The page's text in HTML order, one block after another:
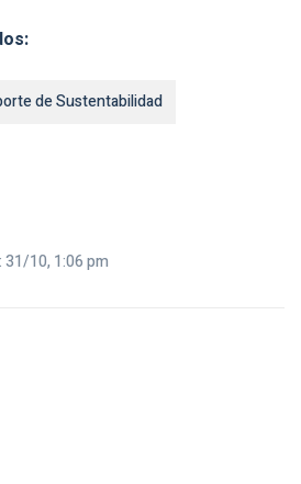
de Sustentabilidad
10, 1:06 pm